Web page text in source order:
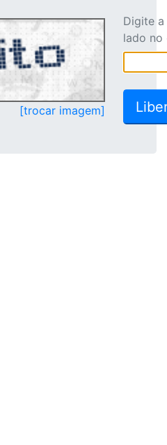
[trocar imagem]
Digite
lado no